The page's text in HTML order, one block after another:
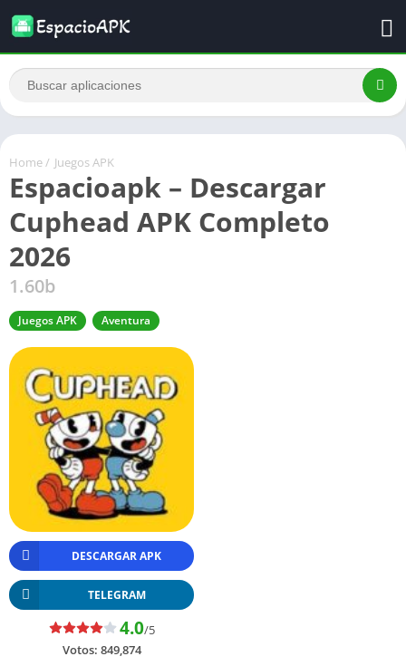
Home / Juegos APK
Espacioapk – Descargar
Cuphead APK Completo
2026
1.60b
Juegos APK Aventura
DESCARGAR APK
TELEGRAM
4.0/5
Votos: 849,874